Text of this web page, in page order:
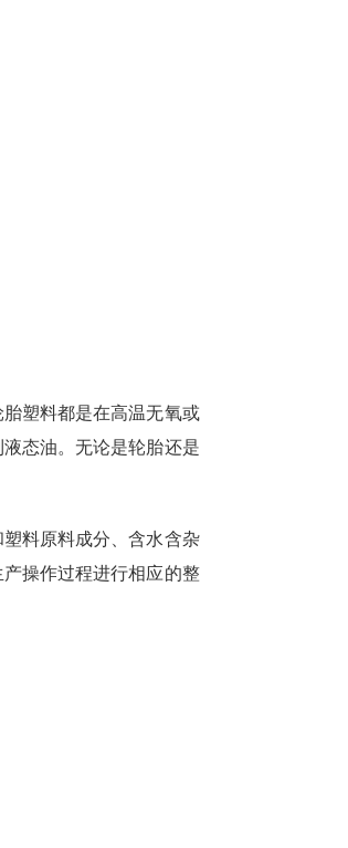
塑料都是在高温无氧或
态油。无论是轮胎还是
料原料成分、含水含杂
操作过程进行相应的整